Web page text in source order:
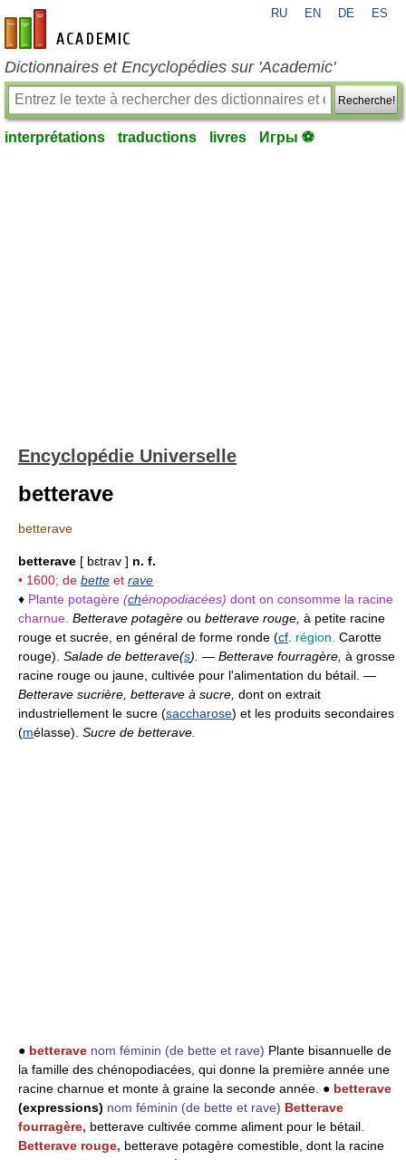
fr-academic.com
RU EN DE ES
Dictionnaires et Encyclopédies sur 'Academic'
Recherche!
interprétations traductions livres Игры ⚽
Encyclopédie Universelle
betterave
betterave
betterave [ bɛtrav ] n. f.
• 1600; de bette et rave
♦ Plante potagère (chénopodiacées) dont on consomme la racine
charnue. Betterave potagère ou betterave rouge, à petite racine
rouge et sucrée, en général de forme ronde (cf région. Carotte
rouge). Salade de betterave(s). — Betterave fourragère, à grosse
racine rouge ou jaune, cultivée pour l'alimentation du bétail. —
Betterave sucrière, betterave à sucre, dont on extrait
industriellement le sucre (saccharose) et les produits secondaires
(mélasse). Sucre de betterave.
● betterave nom féminin (de bette et rave) Plante bisannuelle de
la famille des chénopodiacées, qui donne la première année une
racine charnue et monte à graine la seconde année. ● betterave
(expressions) nom féminin (de bette et rave) Betterave
fourragère, betterave cultivée comme aliment pour le bétail.
Betterave rouge, betterave potagère comestible, dont la racine